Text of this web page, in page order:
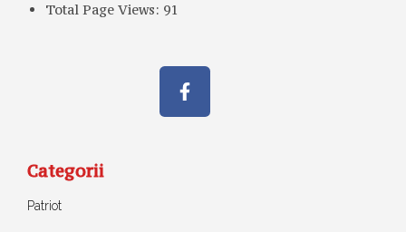
Total Page Views: 91
Categorii
Patriot